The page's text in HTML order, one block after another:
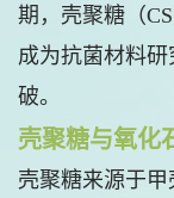
期，壳聚糖（
成为抗菌材料
破。
壳聚糖与氧化
壳聚糖来源于